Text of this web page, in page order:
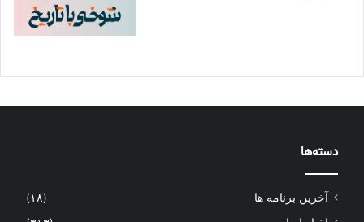
دسته‌ها
آخرین برنامه ها
(۱۸)